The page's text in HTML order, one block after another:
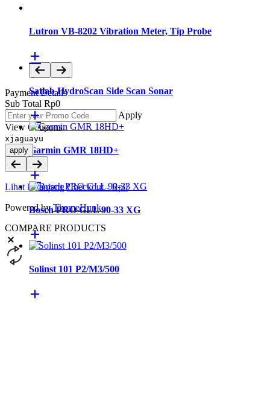
Lutron VB-8202 Vibration Meter, Tip Probe
Satlab HydroScan Side Scan Sonar
Garmin GMR 18HD+
Bosch PRO GLL 90-33 XG
Solinst 101 P2/M3/500
Payment Details
Sub Total Rp0
Apply
View Coupons
xjaguayu
apply
Lihat keranjang Checkout-Rp0
Powered byThemeHunk
COMPARE PRODUCTS